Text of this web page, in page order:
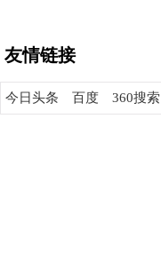
友情链接
今日头条 百度 360搜索